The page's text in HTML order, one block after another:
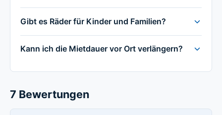
Gibt es Räder für Kinder und Familien?
Kann ich die Mietdauer vor Ort verlängern?
7 Bewertungen